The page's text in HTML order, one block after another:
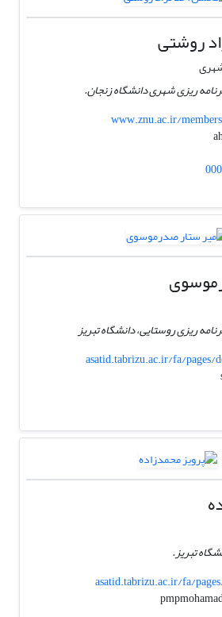
روشتی
شهری
ریزی شهری دانشگاه زنجان.
www.znu.ac.ir/
ریزی روستایی، دانشگاه تبریز
asatid.tabrizu.ac.ir/fa/pages/
تبریز.
asatid.tabrizu.ac.ir/fa/